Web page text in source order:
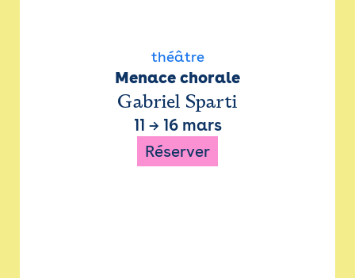
théâtre
Menace chorale
Gabriel Sparti
11 → 16 mars
Réserver